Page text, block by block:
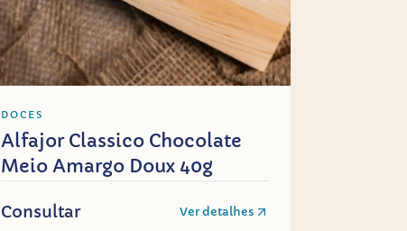
DOCES
Alfajor Classico Chocolate
Meio Amargo Doux 40g
Consultar Ver detalhes